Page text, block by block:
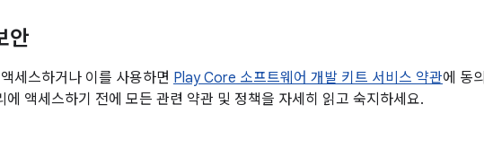
안
세스하거나 이를 사용하면 Play Core 소프트웨어 개발 키트 서비스 약관에 동의
액세스하기 전에 모든 관련 약관 및 정책을 자세히 읽고 숙지하세요.